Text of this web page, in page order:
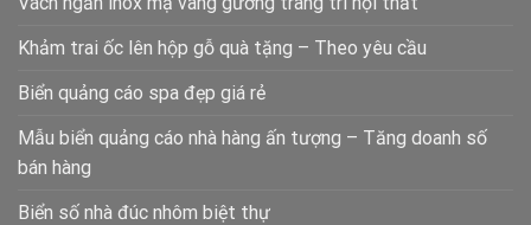
Khảm trai ốc lên hộp gỗ quà tặng – Theo yêu cầu
Biển quảng cáo spa đẹp giá rẻ
Mẫu biển quảng cáo nhà hàng ấn tượng – Tăng doanh số
bán hàng
Biển số nhà đúc nhôm biệt thự